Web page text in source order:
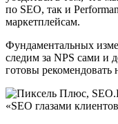
по SEO, так и
маркетплейсам.
Фундаментальных
следим за NPS сами и
готовы рекомендовать